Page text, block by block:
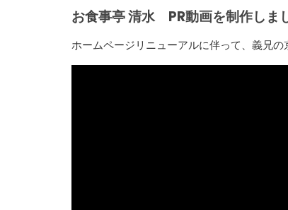
お食事亭 清水 PR動画を制作しま
ホームページリニューアルに伴って、義兄の